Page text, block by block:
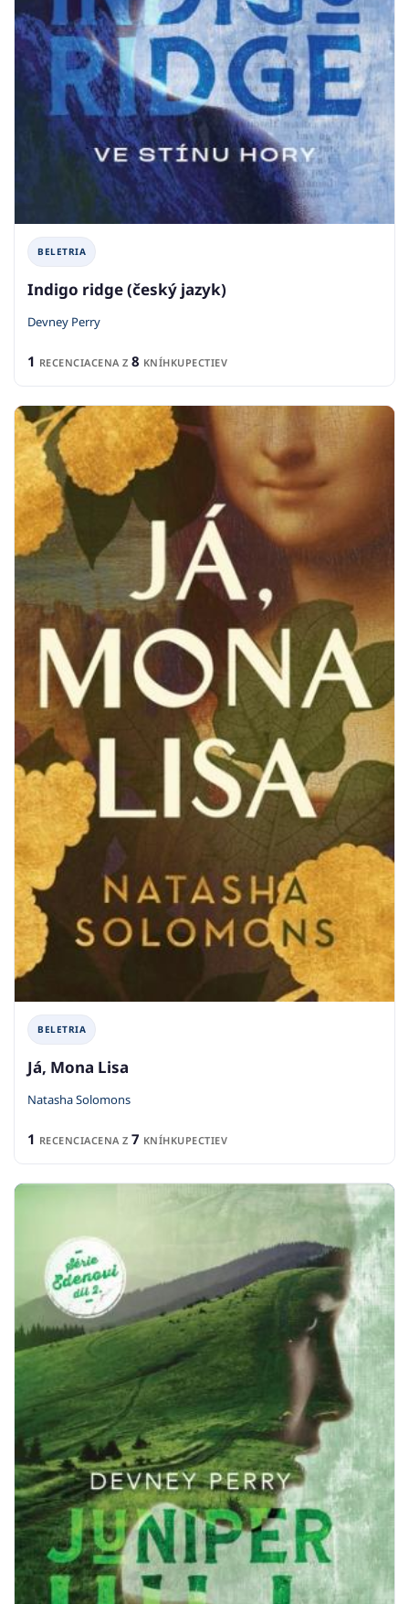
BELETRIA
Indigo ridge (český jazyk)
Devney Perry
1 RECENCIACENA Z 8 KNÍHKUPECTIEV
BELETRIA
Já, Mona Lisa
Natasha Solomons
1 RECENCIACENA Z 7 KNÍHKUPECTIEV